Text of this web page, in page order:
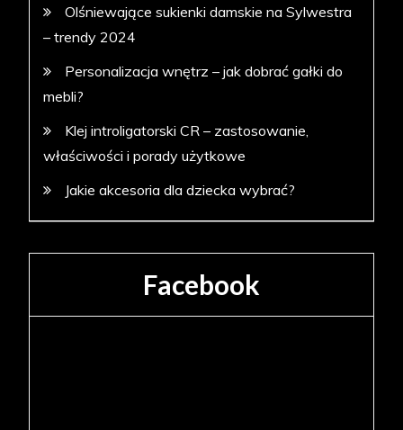
Olśniewające sukienki damskie na Sylwestra
– trendy 2024
Personalizacja wnętrz – jak dobrać gałki do
mebli?
Klej introligatorski CR – zastosowanie,
właściwości i porady użytkowe
Jakie akcesoria dla dziecka wybrać?
Facebook